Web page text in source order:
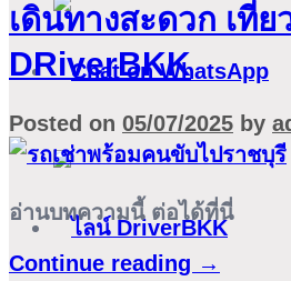
เดินทางสะดวก เที่
DRiverBKK
Posted on 05/07/2025 by
อ่านบทความนี้ ต่อได้ที่นี่
Continue reading →